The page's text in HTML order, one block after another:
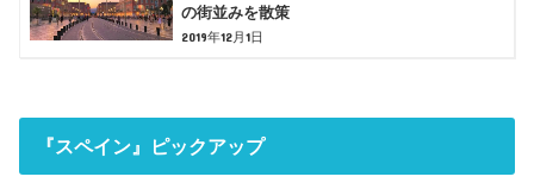
の街並みを散策
2019年12月1日
『スペイン』ピックアップ